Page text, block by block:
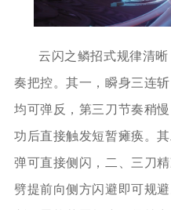
云闪之鳞招式规律清
奏把控。其一，瞬身三连
均可弹反，第三刀节奏稍
功后直接触发短暂瘫痪。
弹可直接侧闪，二、三刀
劈提前向侧方闪避即可规